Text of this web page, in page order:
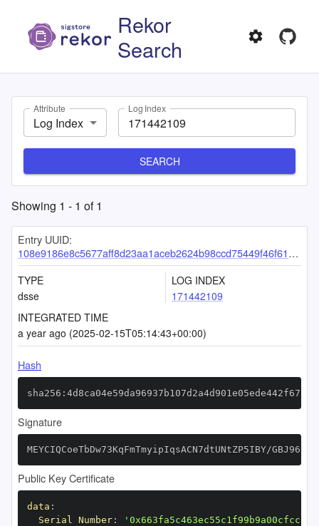
Rekor
Search
Attribute
Log Index
Log Index
SEARCH
Showing 1 - 1 of1
Entry UUID:
108e9186e8c5677aff8d23aa1aceb2624b98ccd75449f46f6145dcc886964511a76724ec776a4cb1
TYPE
dsse
LOG INDEX
171442109
INTEGRATED TIME
a year ago (2025-02-15T05:14:43+00:00)
Hash
Signature
MEYCIQCoeTbDw73KqFmTmyipIqsACN7dtUNtZP5IBY/
Public Key Certificate
data :
Serial Number: